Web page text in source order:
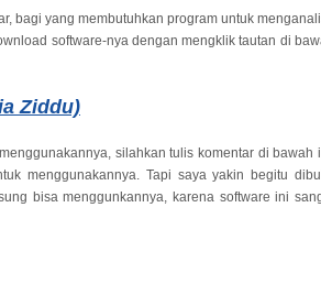
bagi yang membutuhkan program untuk
software-nya dengan mengklik tautan di
Ziddu)
silahkan tulis komentar di bawah
menggunakannya. Tapi saya yakin begitu
bisa menggunkannya, karena software ini